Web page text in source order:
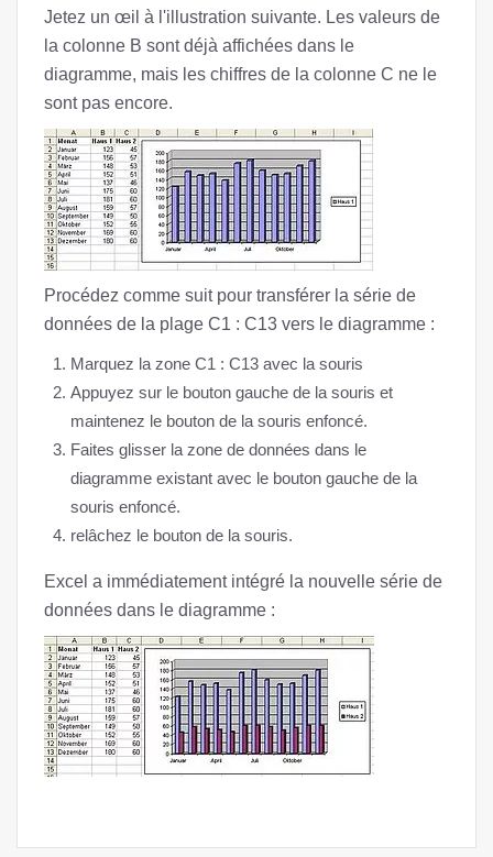
Jetez un œil à l'illustration suivante. Les valeurs de
la colonne B sont déjà affichées dans le
diagramme, mais les chiffres de la colonne C ne le
sont pas encore.
Procédez comme suit pour transférer la série de
données de la plage C1 : C13 vers le diagramme :
Marquez la zone C1 : C13 avec la souris
Appuyez sur le bouton gauche de la souris et
maintenez le bouton de la souris enfoncé.
Faites glisser la zone de données dans le
diagramme existant avec le bouton gauche de la
souris enfoncé.
relâchez le bouton de la souris.
Excel a immédiatement intégré la nouvelle série de
données dans le diagramme :